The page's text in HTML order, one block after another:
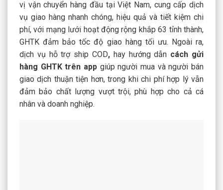
vị vận chuyển hàng đầu tại Việt Nam, cung cấp dịch
vụ giao hàng nhanh chóng, hiệu quả và tiết kiệm chi
phí, với mạng lưới hoạt động rộng khắp 63 tỉnh thành,
GHTK đảm bảo tốc độ giao hàng tối ưu. Ngoài ra,
dịch vụ hỗ trợ ship COD, hay hướng dẫn cách gửi
hàng GHTK trên app giúp người mua và người bán
giao dịch thuận tiện hơn, trong khi chi phí hợp lý vẫn
đảm bảo chất lượng vượt trội, phù hợp cho cả cá
nhân và doanh nghiệp.